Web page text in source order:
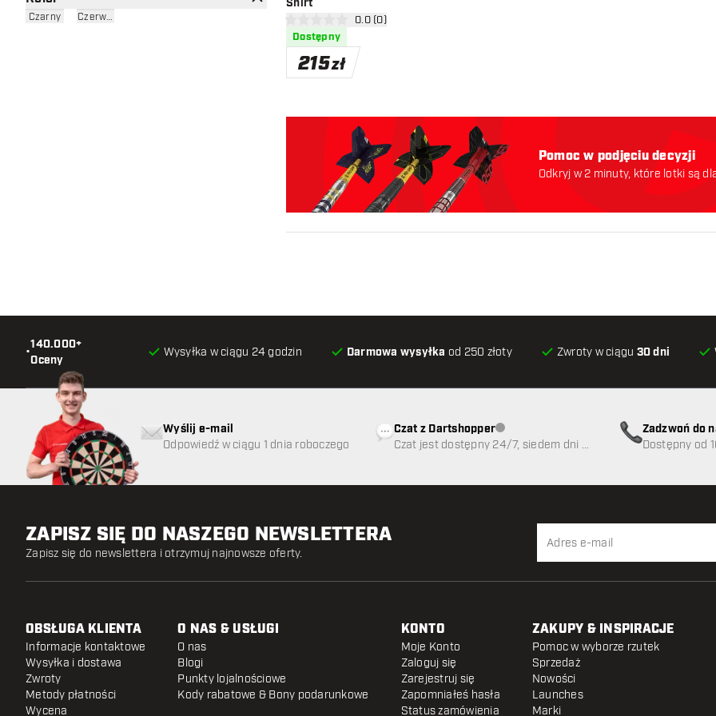
Czarny Czerwony
Shirt
otwórz panel recenzji
0 gwiazdki oceny0.0 (0)
Dostępny
215zł
Pomoc w podjęciu decyzji
Odkryj w 2 minuty, które lotki są
•
140.000+
Oceny
Wysyłka w ciągu 24 godzin Darmowa wysyłka od 250 złoty Zwroty w ciągu 30 dni
Wyślij e-mail
Odpowiedź w ciągu 1 dnia roboczego
Czat z DartshopperObsługa klienta niedostępna
Czat jest dostępny 24/7, siedem dni w
Zadzwoń do
89
Dostępny od
ZAPISZ SIĘ DO NASZEGO NEWSLETTERA
Zapisz się do newslettera i otrzymuj najnowsze oferty.
OBSŁUGA KLIENTA
Informacje kontaktowe
Wysyłka i dostawa
Zwroty
Metody płatności
Wycena
O NAS & USŁUGI
O nas
Blogi
Punkty lojalnościowe
Kody rabatowe & Bony podarunkowe
KONTO
Moje Konto
Zaloguj się
Zarejestruj się
Zapomniałeś hasła
Status zamówienia
ZAKUPY & INSPIRACJE
Pomoc w wyborze rzutek
Sprzedaż
Nowości
Launches
Marki